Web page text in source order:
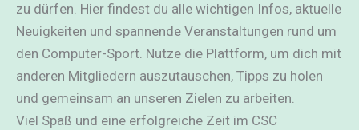
zu dürfen. Hier findest du alle wichtigen Infos, aktuelle
Neuigkeiten und spannende Veranstaltungen rund um
den Computer-Sport. Nutze die Plattform, um dich mit
anderen Mitgliedern auszutauschen, Tipps zu holen
und gemeinsam an unseren Zielen zu arbeiten.
Viel Spaß und eine erfolgreiche Zeit im CSC